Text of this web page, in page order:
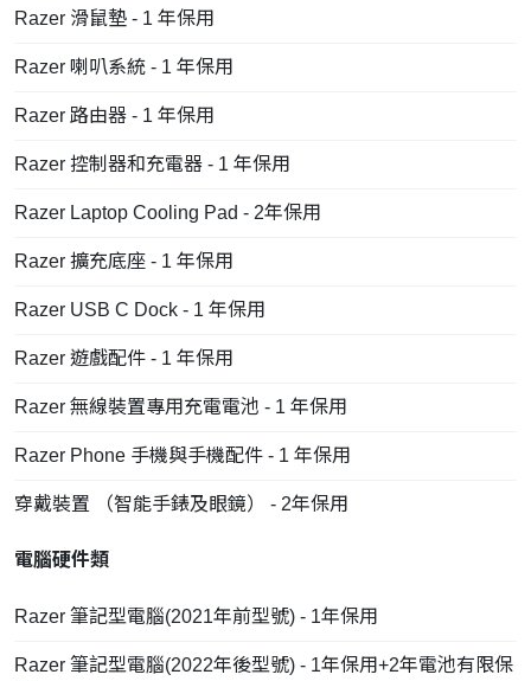
Razer 滑鼠墊 - 1 年保用
Razer 喇叭系統 - 1 年保用
Razer 路由器 - 1 年保用
Razer 控制器和充電器 - 1 年保用
Razer Laptop Cooling Pad - 2年保用
Razer 擴充底座 - 1 年保用
Razer USB C Dock - 1 年保用
Razer 遊戲配件 - 1 年保用
Razer 無線裝置專用充電電池 - 1 年保用
Razer Phone 手機與手機配件 - 1 年保用
穿戴裝置 （智能手錶及眼鏡） - 2年保用
電腦硬件類
Razer 筆記型電腦(2021年前型號) - 1年保用
Razer 筆記型電腦(2022年後型號) - 1年保用+2年電池有限保